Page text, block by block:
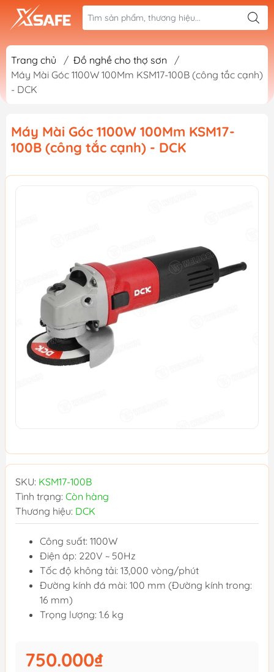
Trang chủ / Đồ nghề cho thợ sơn
/
Máy Mài Góc 1100W 100Mm KSM17-100B (công tắc cạnh)
- DCK
Máy Mài Góc 1100W 100Mm KSM17-
100B (công tắc cạnh) - DCK
SKU: KSM17-100B
Tình trạng: Còn hàng
Thương hiệu: DCK
Công suất: 1100W
Điện áp: 220V ~ 50Hz
Tốc độ không tải: 13,000 vòng/phút
Đường kính đá mài: 100 mm (Đường kính trong:
16 mm)
Trọng lượng: 1.6 kg
750.000₫